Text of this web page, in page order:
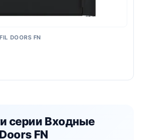
DOORS FN
серии Входные
FN